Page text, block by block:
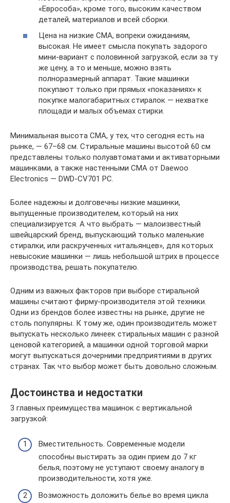
«Еврособа», кроме того, высоким качеством
деталей, материалов и всей сборки.
Цена на низкие СМА, вопреки ожиданиям,
высокая. Не имеет смысла покупать задорого
мини-вариант с половинной загрузкой, если за ту
же цену, а то и меньше, можно взять
полноразмерный аппарат. Такие машинки
покупают только при прямых «показаниях» к
покупке малогабаритных стиралок — нехватке
площади и малых объемах стирки.
Минимальная высота СМА, у тех, что сегодня есть на
рынке, — 67–68 см. Стиральные машины высотой 60 см
представлены только полуавтоматами и активаторными
машинками, а также настенными СМА от Daewoo
Electronics — DWD-CV701 PC.
Более надежны и долговечны низкие машинки,
выпущенные производителем, который на них
специализируется. А что выбрать — малоизвестный
швейцарский бренд, выпускающий только маленькие
стиралки, или раскрученных «итальянцев», для которых
невысокие машинки — лишь небольшой штрих в процессе
производства, решать покупателю.
Одним из важных факторов при выборе стиральной
машины считают фирму-производителя этой техники.
Одни из брендов более известны на рынке, другие не
столь популярны. К тому же, один производитель может
выпускать несколько линеек стиральных машин с разной
ценовой категорией, а машинки одной торговой марки
могут выпускаться дочерними предприятиями в других
странах. Так что выбор может быть довольно сложным.
Достоинства и недостатки
3 главных преимущества машинок с вертикальной
загрузкой:
Вместительность. Современные модели
способны выстирать за один прием до 7 кг
белья, поэтому не уступают своему аналогу в
производительности, хотя уже.
Возможность доложить белье во время цикла